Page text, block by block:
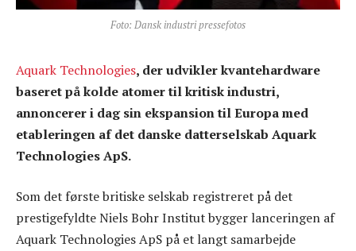
Foto: Dansk industri pressefotos
Aquark Technologies, der udvikler kvantehardware
baseret på kolde atomer til kritisk industri,
annoncerer i dag sin ekspansion til Europa med
etableringen af det danske datterselskab Aquark
Technologies ApS.
Som det første britiske selskab registreret på det
prestigefyldte Niels Bohr Institut bygger lanceringen af
Aquark Technologies ApS på et langt samarbejde